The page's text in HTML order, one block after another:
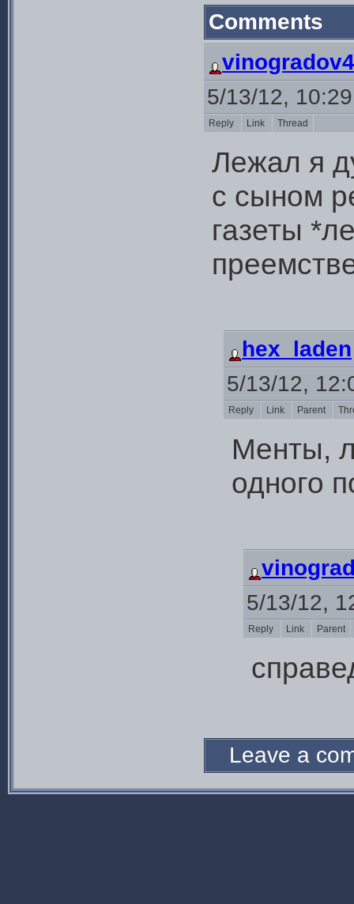
Comments
5/13/12,
Reply Link Thread
Лежал я
с сыном
газеты
hex_laden
5/13/12,
Reply Link Parent
Менты,
одного
5/13/12,
Reply Link Parent
Leave a